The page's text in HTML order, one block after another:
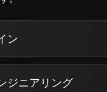
ン
ジニアリング